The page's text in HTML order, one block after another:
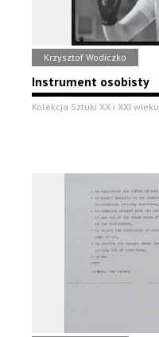
Krzysztof Wodiczko
Instrument osobisty
Kolekcja Sztuki XX i XXI wieku